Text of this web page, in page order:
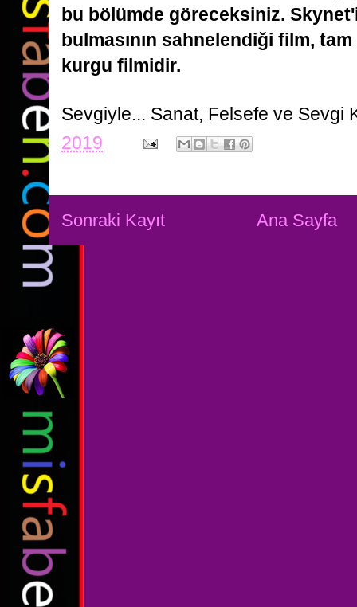
bu bölümde göreceksiniz.
bulmasının sahnelendiği film,
kurgu filmidir.
Sevgiyle... Sanat, Felsefe ve Sevgi
2019
Sonraki Kayıt Ana Sayfa